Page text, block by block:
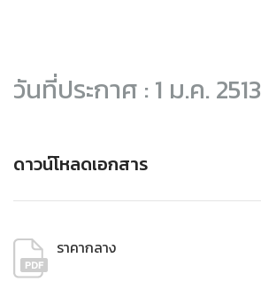
วันที่ประกาศ : 1 ม.ค. 2513
ดาวน์โหลดเอกสาร
ราคากลาง